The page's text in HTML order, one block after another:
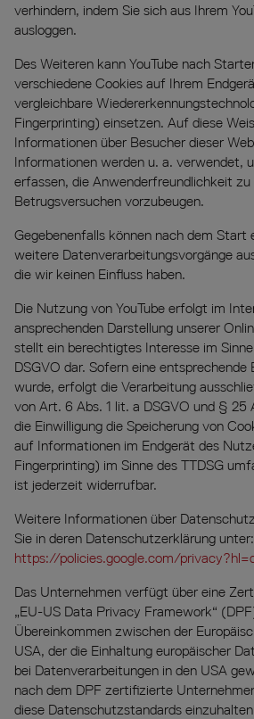
verhindern, indem Sie sich aus Ihrem
ausloggen.
Des Weiteren kann YouTube nach
verschiedene Cookies auf Ihrem
vergleichbare
Fingerprinting) einsetzen. Auf diese
Informationen über Besucher dieser
Informationen werden u. a. verwendet,
erfassen, die Anwenderfreundlichkeit zu
Betrugsversuchen vorzubeugen.
Gegebenenfalls können nach dem Start
weitere Datenverarbeitungsvorgänge
die wir keinen Einfluss haben.
Die Nutzung von YouTube erfolgt im
ansprechenden Darstellung unserer
stellt ein berechtigtes Interesse im
DSGVO dar. Sofern eine entsprechende
wurde, erfolgt die Verarbeitung
von Art. 6 Abs. 1 lit. a DSGVO und § 25
die Einwilligung die Speicherung von
auf Informationen im Endgerät des
Fingerprinting) im Sinne des TTDSG
ist jederzeit widerrufbar.
Weitere Informationen über
Sie in deren Datenschutzerklärung unter:
https://policies.google.com/
Das Unternehmen verfügt über eine
„EU-US Data Privacy Framework“
Übereinkommen zwischen der
USA, der die Einhaltung europäischer
bei Datenverarbeitungen in den USA
nach dem DPF zertifizierte
diese Datenschutzstandards